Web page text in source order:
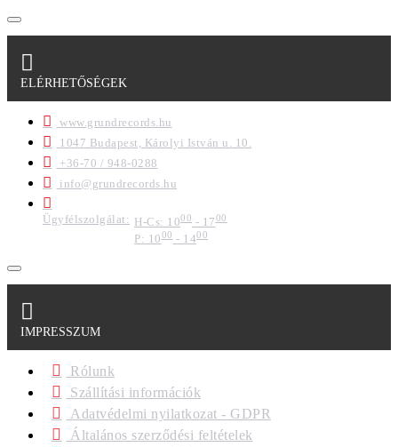
ELÉRHETŐSÉGEK
www.grundrecords.hu
1047 Budapest, Károlyi István u. 10.
+36-70 / 948-0288
info@grundrecords.hu
Ügyfélszolgálat: H-Cs: 1000 - 1700
P: 1000- 1400
IMPRESSZUM
Rólunk
Szállítási információk
Adatvédelmi nyilatkozat - GDPR
Általános szerződési feltételek